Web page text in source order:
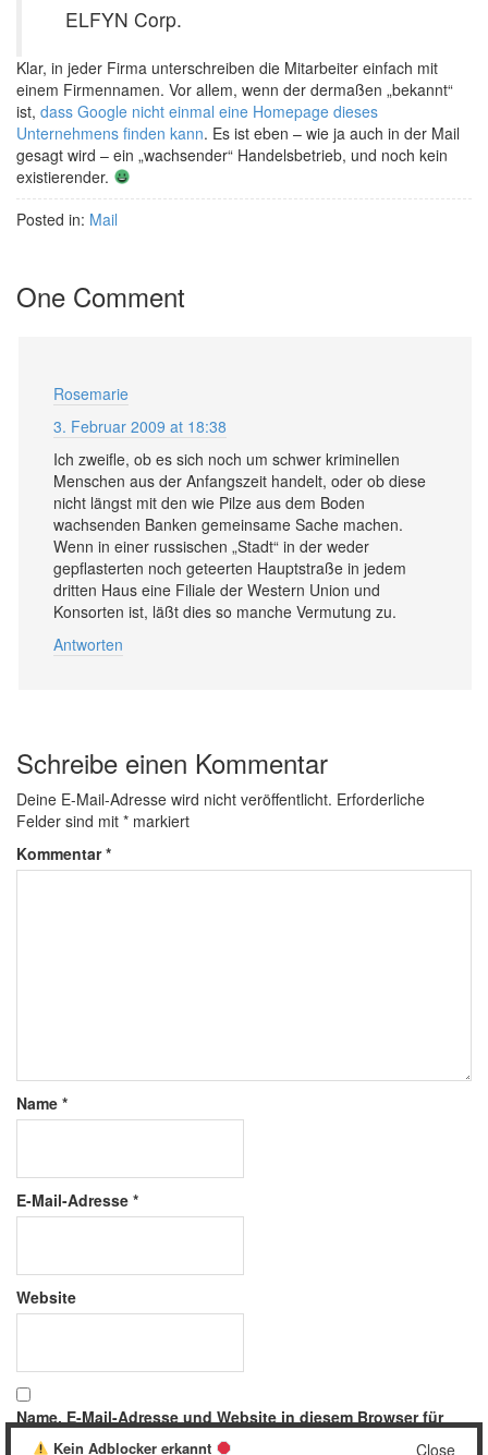
ELFYN Corp.
Klar, in jeder Firma unterschreiben die Mitarbeiter einfach mit
einem Firmennamen. Vor allem, wenn der dermaßen „bekannt“
ist, dass Google nicht einmal eine Homepage dieses
Unternehmens finden kann. Es ist eben – wie ja auch in der Mail
gesagt wird – ein „wachsender“ Handelsbetrieb, und noch kein
existierender.
Posted in: Mail
One Comment
Rosemarie
3. Februar 2009 at 18:38
Ich zweifle, ob es sich noch um schwer kriminellen
Menschen aus der Anfangszeit handelt, oder ob diese
nicht längst mit den wie Pilze aus dem Boden
wachsenden Banken gemeinsame Sache machen.
Wenn in einer russischen „Stadt“ in der weder
gepflasterten noch geteerten Hauptstraße in jedem
dritten Haus eine Filiale der Western Union und
Konsorten ist, läßt dies so manche Vermutung zu.
Antworten
Schreibe einen Kommentar
Deine E-Mail-Adresse wird nicht veröffentlicht. Erforderliche
Felder sind mit * markiert
Kommentar*
Name *
E-Mail-Adresse *
Website
Name, E-Mail-Adresse und Website in diesem Browser für
meinen nächsten Kommentar speichern.
Close
Kein Adblocker erkannt